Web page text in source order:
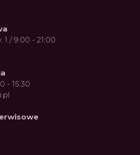
1 / 9:00 - 21:00
- 15:30